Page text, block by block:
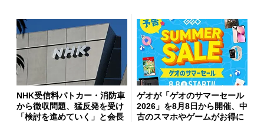
NHK受信料パトカー・消防車
から徴収問題、猛反発を受け
「検討を進めていく」と会長
ゲオが「ゲオのサマーセール
2026」を8月8日から開催、中
古のスマホやゲームがお得に